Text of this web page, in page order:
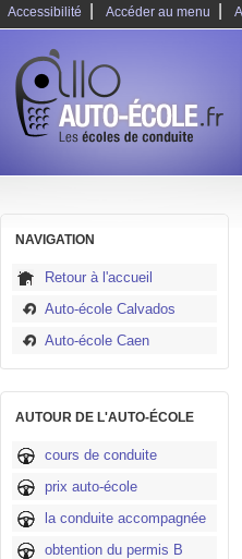
Accessibilité Accéder au menu
NAVIGATION
Retour à l'accueil
Auto-école Calvados
Auto-école Caen
AUTOUR DE L'AUTO-ÉCOLE
cours de conduite
prix auto-école
la conduite accompagnée
obtention du permis B